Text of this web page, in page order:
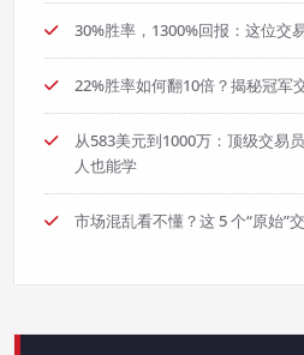
30%胜率，1300%回报：这位交
22%胜率如何翻10倍？揭秘冠军
从583美元到1000万：顶级交易
人也能学
市场混乱看不懂？这 5 个“原始”